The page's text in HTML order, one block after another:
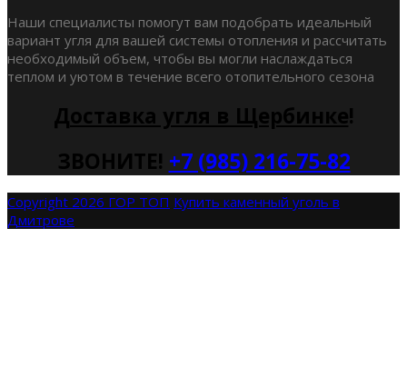
Наши специалисты помогут вам подобрать идеальный
вариант угля для вашей системы отопления и рассчитать
необходимый объем, чтобы вы могли наслаждаться
теплом и уютом в течение всего отопительного сезона
Доставка угля в Щербинке!
ЗВОНИТЕ! +7 (985) 216-75-82
Copyright 2026 ГОР ТОП Купить каменный уголь в
Дмитрове